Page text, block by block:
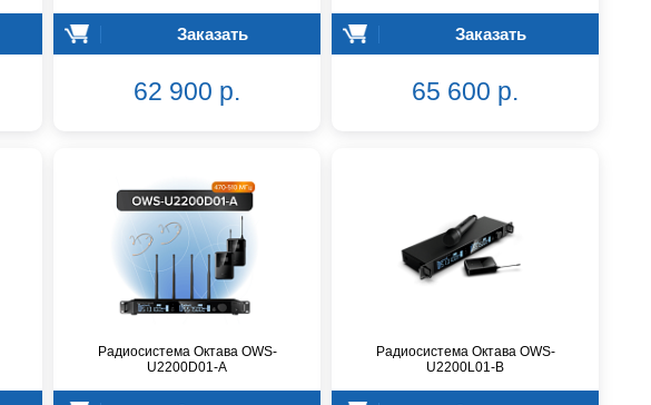
Заказать
62 900 р.
Заказать
65 600 р.
Радиосистема Октава OWS-
U2200D01-A
Радиосистема Октава OWS-
U2200L01-B